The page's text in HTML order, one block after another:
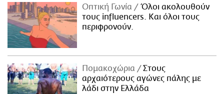
Οπτική Γωνία
Όλοι ακολουθούν
τους influencers. Και όλοι τους
περιφρονούν.
Πομακοχώρια
Στους
αρχαιότερους αγώνες πάλης με
λάδι στην Ελλάδα